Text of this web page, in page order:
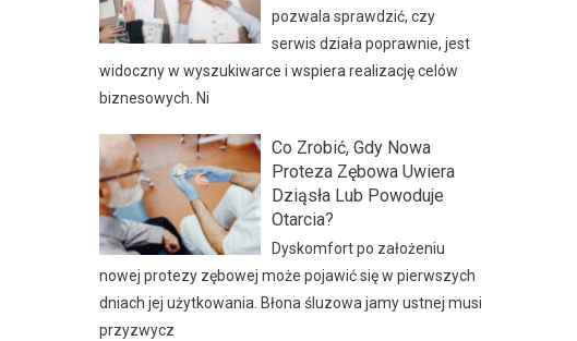
pozwala sprawdzić, czy
serwis działa poprawnie, jest
widoczny w wyszukiwarce i wspiera realizację celów
biznesowych. Ni
Co Zrobić, Gdy Nowa
Proteza Zębowa Uwiera
Dziąsła Lub Powoduje
Otarcia?
Dyskomfort po założeniu
nowej protezy zębowej może pojawić się w pierwszych
dniach jej użytkowania. Błona śluzowa jamy ustnej musi
przyzwycz